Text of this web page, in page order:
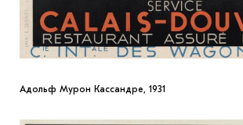
Адольф Мурон Кассандре, 1931